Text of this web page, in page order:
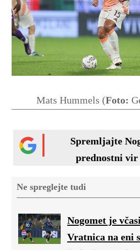
Mats Hummels (Foto:
Spremljajte
prednostni vir
Ne spreglejte tudi
Nogomet je
Vratnica na eni